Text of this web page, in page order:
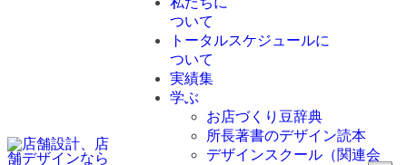
ついて
トータルスケジュールに
ついて
実績集
学ぶ
お店づくり豆辞典
所長著書のデザイン読本
デザインスクール（関連会